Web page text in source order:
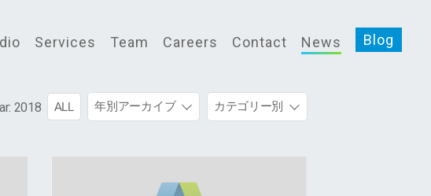
Services Team Careers Contact News Blog
2018 ALL 年別アーカイブ カテゴリー別